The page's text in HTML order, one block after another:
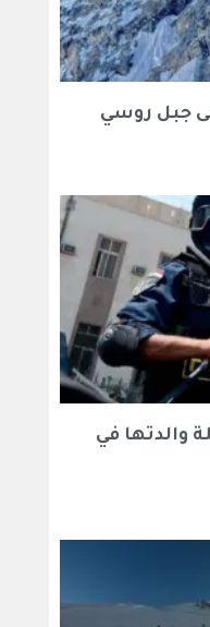
والدتها في